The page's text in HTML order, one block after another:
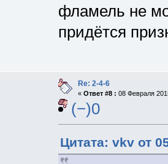
фламель не
придётся
Re: 2-4-6
« Ответ #8 : 08 Февраля
(−)0
Цитата: vkv от